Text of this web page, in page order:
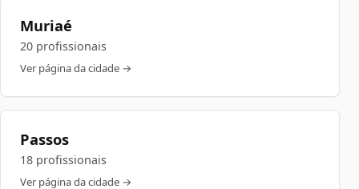
Muriaé
20 profissionais
Ver página da cidade →
Passos
18 profissionais
Ver página da cidade →